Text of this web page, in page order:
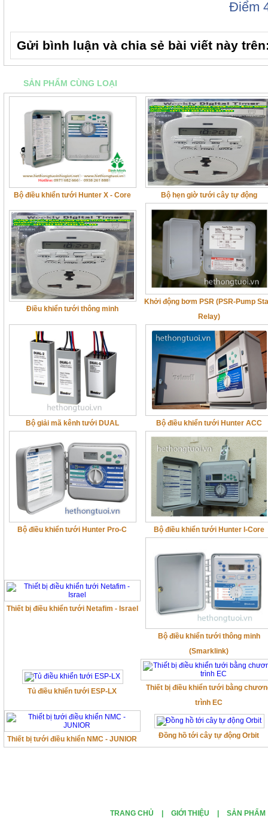
Điểm
Gửi bình luận và chia sẻ bài viết này
SẢN PHẨM CÙNG LOẠI
Bộ điều khiển tưới Hunter X - Core Bộ hẹn giờ tưới cây tự động
Điều khiển tưới thông minh
Khởi động bơm PSR (PSR-Pump
Relay)
Bộ giải mã kênh tưới DUAL Bộ điều khiển tưới Hunter ACC
Bộ điều khiển tưới Hunter Pro-C Bộ điều khiển tưới Hunter I-Core
Thiết bị điều khiển tưới Netafim - Israel
Bộ điều khiển tưới thông minh
(Smarklink)
Tủ điều khiển tưới ESP-LX
Thiết bị điều khiển tưới bằng
trình EC
Thiết bị tưới điều khiển NMC - JUNIOR Đồng hồ tới cây tự động Orbit
TRANG CHỦ GIỚI THIỆU SẢN PHẨM